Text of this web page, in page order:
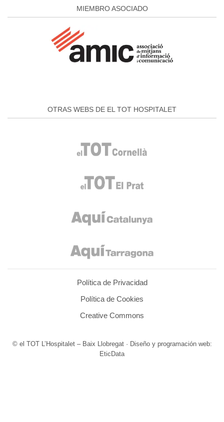
MIEMBRO ASOCIADO
OTRAS WEBS DE EL TOT HOSPITALET
Política de Privacidad
Política de Cookies
Creative Commons
© el TOT L’Hospitalet – Baix Llobregat · Diseño y programación web:
EticData